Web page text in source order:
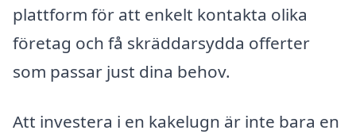
plattform för att enkelt kontakta olika
företag och få skräddarsydda offerter
som passar just dina behov.
Att investera i en kakelugn är inte bara en